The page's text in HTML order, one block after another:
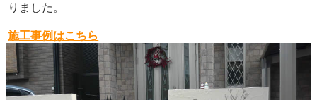
りました。
施工事例はこちら